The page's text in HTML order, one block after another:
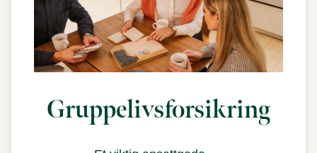
Gruppelivsforsikring